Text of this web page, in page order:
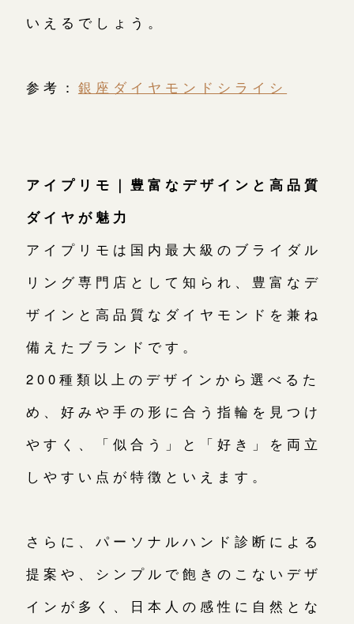
いえるでしょう。
参考： 銀座ダイヤモンドシライシ
アイプリモ｜豊富なデザインと高品質
ダイヤが魅力
アイプリモは国内最大級のブライダル
リング専門店として知られ、豊富なデ
ザインと高品質なダイヤモンドを兼ね
備えたブランドです。
200種類以上のデザインから選べるた
め、好みや手の形に合う指輪を見つけ
やすく、「似合う」と「好き」を両立
しやすい点が特徴といえます。
さらに、パーソナルハンド診断による
提案や、シンプルで飽きのこないデザ
インが多く、日本人の感性に自然とな